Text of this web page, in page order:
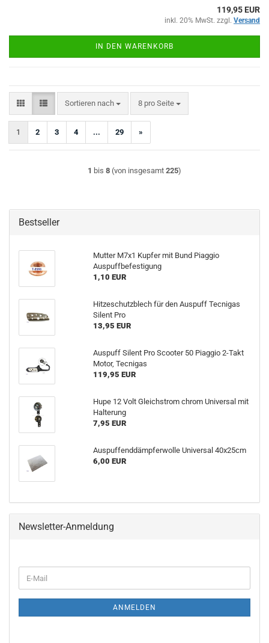
119,95 EUR
inkl. 20% MwSt. zzgl. Versand
IN DEN WARENKORB
Sortieren nach
Sortieren nach 8 pro Seite
pro Seite
1 2 3 4 ... 29 »
1 bis 8 (von insgesamt 225)
Bestseller
Mutter M7x1 Kupfer mit Bund Piaggio
Auspuffbefestigung
1,10 EUR
Hitzeschutzblech für den Auspuff Tecnigas
Silent Pro
13,95 EUR
Auspuff Silent Pro Scooter 50 Piaggio 2-Takt
Motor, Tecnigas
119,95 EUR
Hupe 12 Volt Gleichstrom chrom Universal mit
Halterung
7,95 EUR
Auspuffenddämpferwolle Universal 40x25cm
6,00 EUR
Newsletter-Anmeldung
E-
Mail
ANMELDEN